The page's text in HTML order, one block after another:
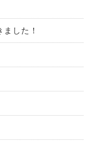
した！